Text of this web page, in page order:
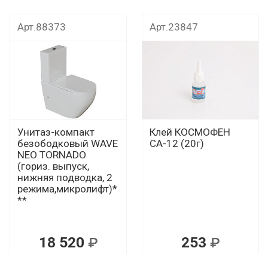
Арт.88373
Унитаз-компакт
безободковый WAVE
NEO TORNADO
(гориз. выпуск,
нижняя подводка, 2
режима,микролифт)*
**
18 520
Арт.23847
Клей КОСМОФЕН
СА-12 (20г)
253
Р
Дока рекомендует Дока